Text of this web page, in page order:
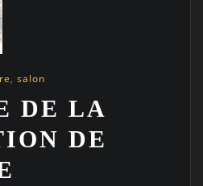
, salon
DE LA
DE